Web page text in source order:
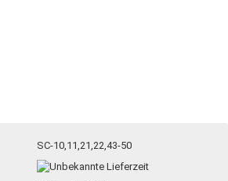
SC-10,11,21,22,43-50